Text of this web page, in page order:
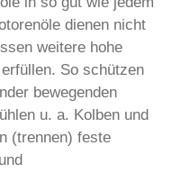
dienen nicht
weitere hohe
So schützen
bewegenden
u. a. Kolben und
(trennen) feste